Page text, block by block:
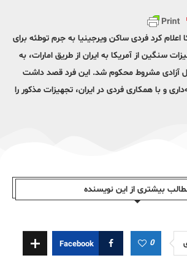
اعلام کرد فردی ساکن ویرجینیا به جرم توطئه برای
سنگین از آمریکا به ایران از طریق امارات، به
آزادی مشروط محکوم شد. این فرد قصد داشت
و با همکاری فردی در ایران، تجهیزات مذکور را
بیشتری از این نویسندە
0
Facebook